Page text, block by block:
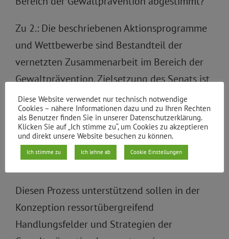
Zu 2.: Die beschriebenen Aktionsprogramme
und Wettbewerbe sind Bestandteil der
vernetzten Zusammenarbeit im Bereich der
Gewaltprävention. Zielsetzung des Senats ist
es, kontinuierlich die Zusammenarbeit
zwischen den Akteuren und Verantwortlichen
zu ver-bessern und zu stärken; umfängliche
Abstimmungen mit den Beteiligten finden
bereits regelmäßig statt.
Diesen Prozess unterstützend sollen in der
Konzeption ressortübergreifend
Handlungsfelder und Strategien der
Diese Website verwendet nur technisch notwendige
Cookies – nähere Informationen dazu und zu Ihren Rechten
als Benutzer finden Sie in unserer Datenschutzerklärung.
Klicken Sie auf „Ich stimme zu“, um Cookies zu akzeptieren
und direkt unsere Website besuchen zu können.
Ich stimme zu Ich lehne ab Cookie Einstellungen